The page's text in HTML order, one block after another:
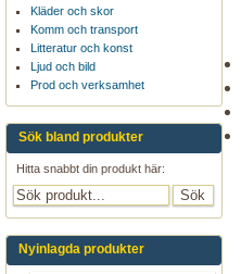
Kläder och skor
Komm och transport
Litteratur och konst
Ljud och bild
Prod och verksamhet
Sök bland produkter
Hitta snabbt din produkt här:
Nyinlagda produkter